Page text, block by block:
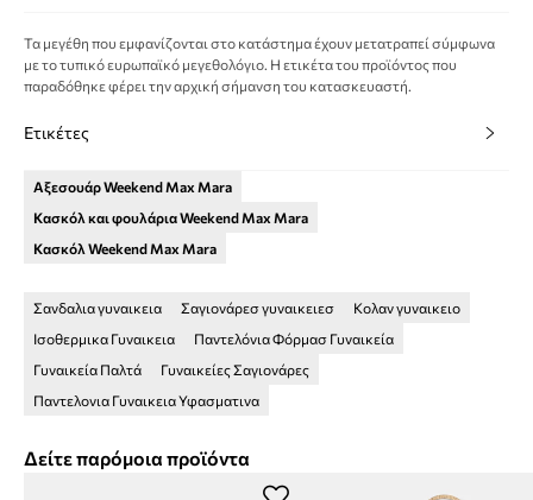
Τα μεγέθη που εμφανίζονται στο κατάστημα έχουν μετατραπεί σύμφωνα
με το τυπικό ευρωπαϊκό μεγεθολόγιο. Η ετικέτα του προϊόντος που
παραδόθηκε φέρει την αρχική σήμανση του κατασκευαστή.
Ετικέτες
Αξεσουάρ Weekend Max Mara
Κασκόλ και φουλάρια Weekend Max Mara
Κασκόλ Weekend Max Mara
Σανδαλια γυναικεια Σαγιονάρεσ γυναικειεσ
Κολαν γυναικειο
Ισοθερμικα Γυναικεια
Παντελόνια Φόρμασ Γυναικεία
Γυναικεία Παλτά
Γυναικείες Σαγιονάρες
Παντελονια Γυναικεια Υφασματινα
Δείτε παρόμοια προϊόντα